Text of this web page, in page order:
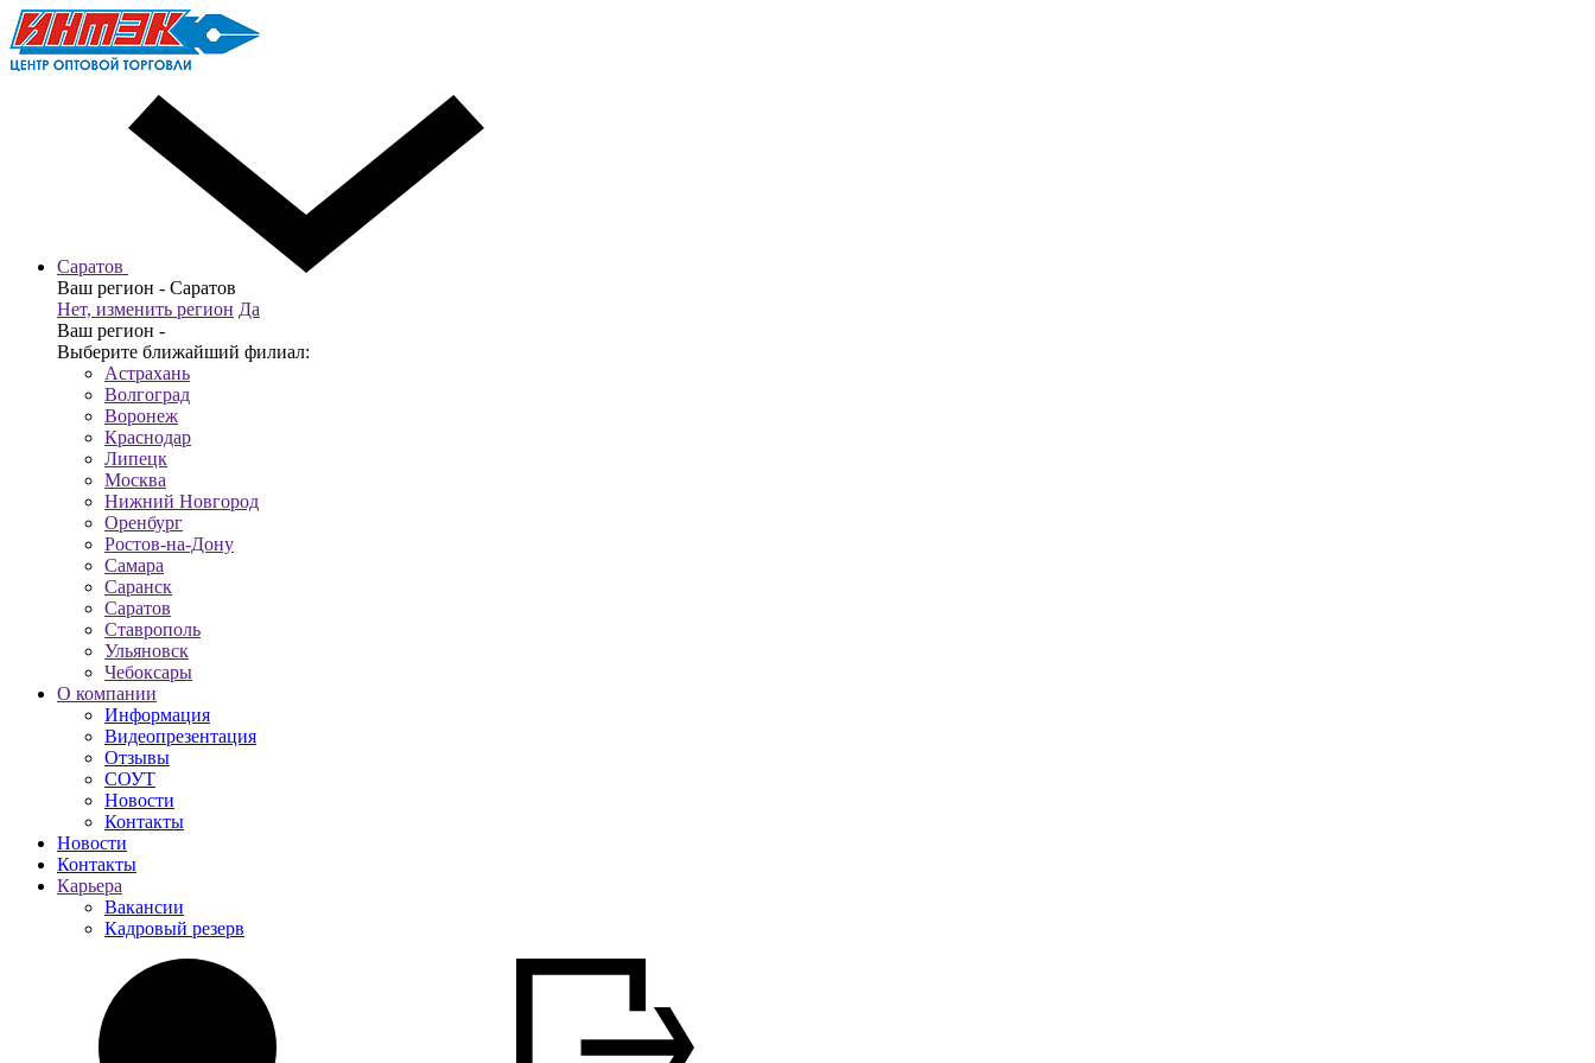
Саратов
Ваш регион - Саратов
Нет, изменить регион Да
Ваш регион -
Выберите ближайший филиал:
Астрахань
Волгоград
Воронеж
Краснодар
Липецк
Москва
Нижний Новгород
Оренбург
Ростов-на-Дону
Самара
Саранск
Саратов
Ставрополь
Ульяновск
Чебоксары
О компании
Информация
Видеопрезентация
Отзывы
СОУТ
Новости
Контакты
Новости
Контакты
Карьера
Вакансии
Кадровый резерв